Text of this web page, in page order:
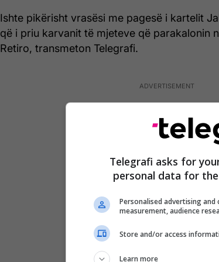
Ishte pikërisht vrasësi me pagesë i kartelit
që i priu karvanit të mjeteve që parakalonin
Retiro, transmeton Telegrafi.
Telegrafi asks for
personal data for
Personalised advertising
measurement, audience
Store and/or access
Learn more